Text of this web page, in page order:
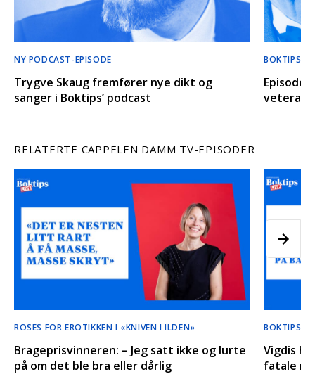
NY PODCAST-EPISODE
Trygve Skaug fremfører nye dikt og
sanger i Boktips’ podcast
BOKTIPS’
Episode
RELATERTE CAPPELEN DAMM TV-EPISODER
ROSES FOR EROTIKKEN I «KNIVEN I ILDEN»
Brageprisvinneren: – Jeg satt ikke og lurte
på om det ble bra eller dårlig
BOKTIPS
Vigdis
fatale